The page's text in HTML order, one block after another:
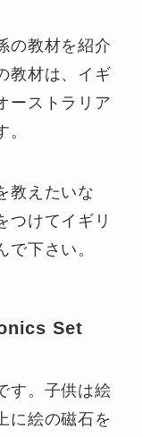
の教材を紹介
教材は、イギ
ーストラリア
教えたいな
つけてイギリ
下さい。
Set
す。子供は絵
に絵の磁石を